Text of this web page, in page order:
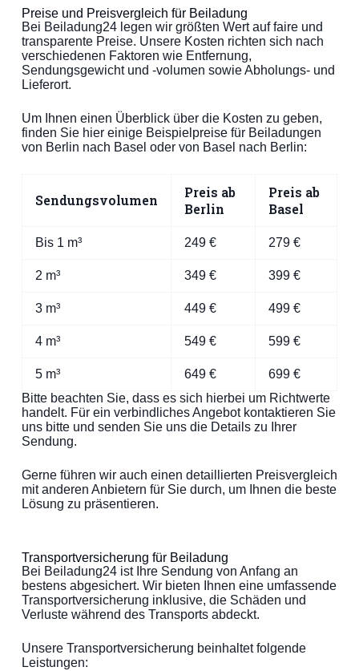
Preise und Preisvergleich für Beiladung
Bei Beiladung24 legen wir größten Wert auf faire und
transparente Preise. Unsere Kosten richten sich nach
verschiedenen Faktoren wie Entfernung,
Sendungsgewicht und -volumen sowie Abholungs- und
Lieferort.
Um Ihnen einen Überblick über die Kosten zu geben,
finden Sie hier einige Beispielpreise für Beiladungen
von Berlin nach Basel oder von Basel nach Berlin:
Sendungsvolumen
Preis ab
Berlin
Preis ab
Basel
Bis 1 m³ 249 € 279 €
2 m³ 349 € 399 €
3 m³ 449 € 499 €
4 m³ 549 € 599 €
5 m³ 649 €
699 €
Bitte beachten Sie, dass es sich hierbei um Richtwerte
handelt. Für ein verbindliches Angebot kontaktieren Sie
uns bitte und senden Sie uns die Details zu Ihrer
Sendung.
Gerne führen wir auch einen detaillierten Preisvergleich
mit anderen Anbietern für Sie durch, um Ihnen die beste
Lösung zu präsentieren.
Transportversicherung für Beiladung
Bei Beiladung24 ist Ihre Sendung von Anfang an
bestens abgesichert. Wir bieten Ihnen eine umfassende
Transportversicherung inklusive, die Schäden und
Verluste während des Transports abdeckt.
Unsere Transportversicherung beinhaltet folgende
Leistungen: